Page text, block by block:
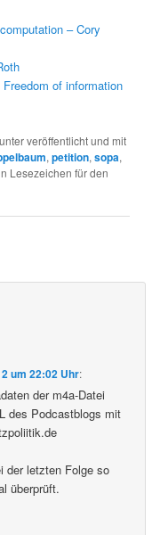
– Cory
of information
unter veröffentlicht und mit
,petition,sopa,
Lesezeichen für den
um 22:02 Uhr:
der m4a-Datei
des Podcastblogs mit
der letzten Folge so
überprüft.